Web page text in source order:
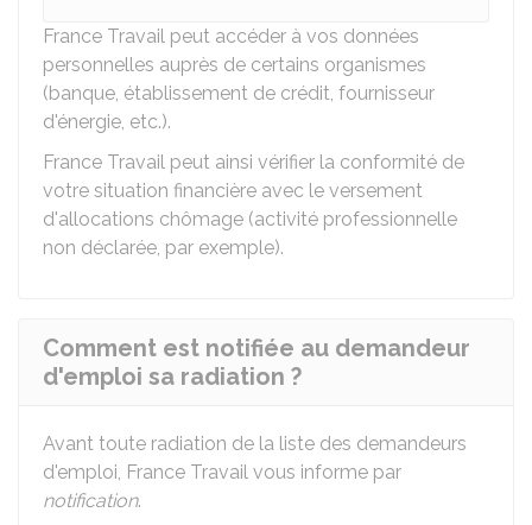
France Travail peut accéder à vos données
personnelles auprès de certains organismes
(banque, établissement de crédit, fournisseur
d'énergie, etc.).
France Travail peut ainsi vérifier la conformité de
votre situation financière avec le versement
d'allocations chômage (activité professionnelle
non déclarée, par exemple).
Comment est notifiée au demandeur
d'emploi sa radiation ?
Avant toute radiation de la liste des demandeurs
d'emploi, France Travail vous informe par
notification.